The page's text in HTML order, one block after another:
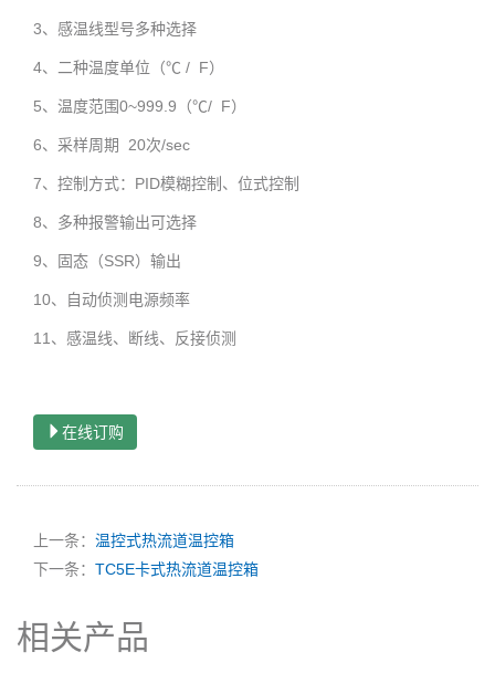
3、感温线型号多种选择
4、二种温度单位（℃ / F）
5、温度范围 0~999.9 （℃/ F）
6、采样周期 20次/sec
7、控制方式： PID模糊控制、位式控制
8、多种报警输出可选择
9、固态（SSR）输出
10、自动侦测电源频率
11 、感温线、断线、反接侦测
在线订购
上一条： 温控式热流道温控箱
下一条： TC5E卡式热流道温控箱
相关产品